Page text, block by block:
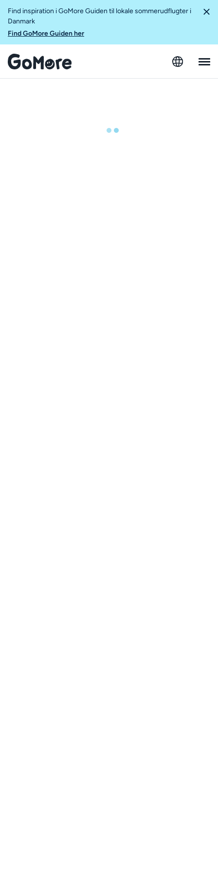
Find inspiration i GoMore Guiden til lokale sommerudflugter i
Danmark
Find GoMore Guiden her